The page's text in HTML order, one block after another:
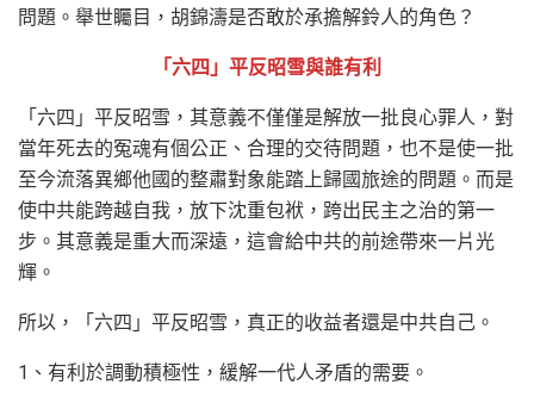
問題。舉世矚目，胡錦濤是否敢於承擔解鈴人的角色？
「六四」平反昭雪與誰有利
「六四」平反昭雪，其意義不僅僅是解放一批良心罪人，對
當年死去的冤魂有個公正、合理的交待問題，也不是使一批
至今流落異鄉他國的整肅對象能踏上歸國旅途的問題。而是
使中共能跨越自我，放下沈重包袱，跨出民主之治的第一
步。其意義是重大而深遠，這會給中共的前途帶來一片光
輝。
所以，「六四」平反昭雪，真正的收益者還是中共自己。
1、有利於調動積極性，緩解一代人矛盾的需要。